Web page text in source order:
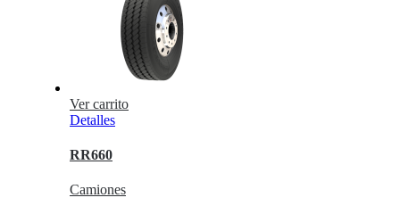
Ver carrito
Detalles
RR660
Camiones